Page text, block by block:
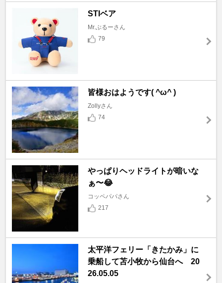
STIベア
Mr.ぶるーさん
79
皆様おはようです( ^ω^ )
Zollyさん
74
やっぱりヘッドライトが暗いな
ぁ〜😂
コッペパパさん
217
太平洋フェリー「きたかみ」に
乗船して苫小牧から仙台へ 20
26.05.05